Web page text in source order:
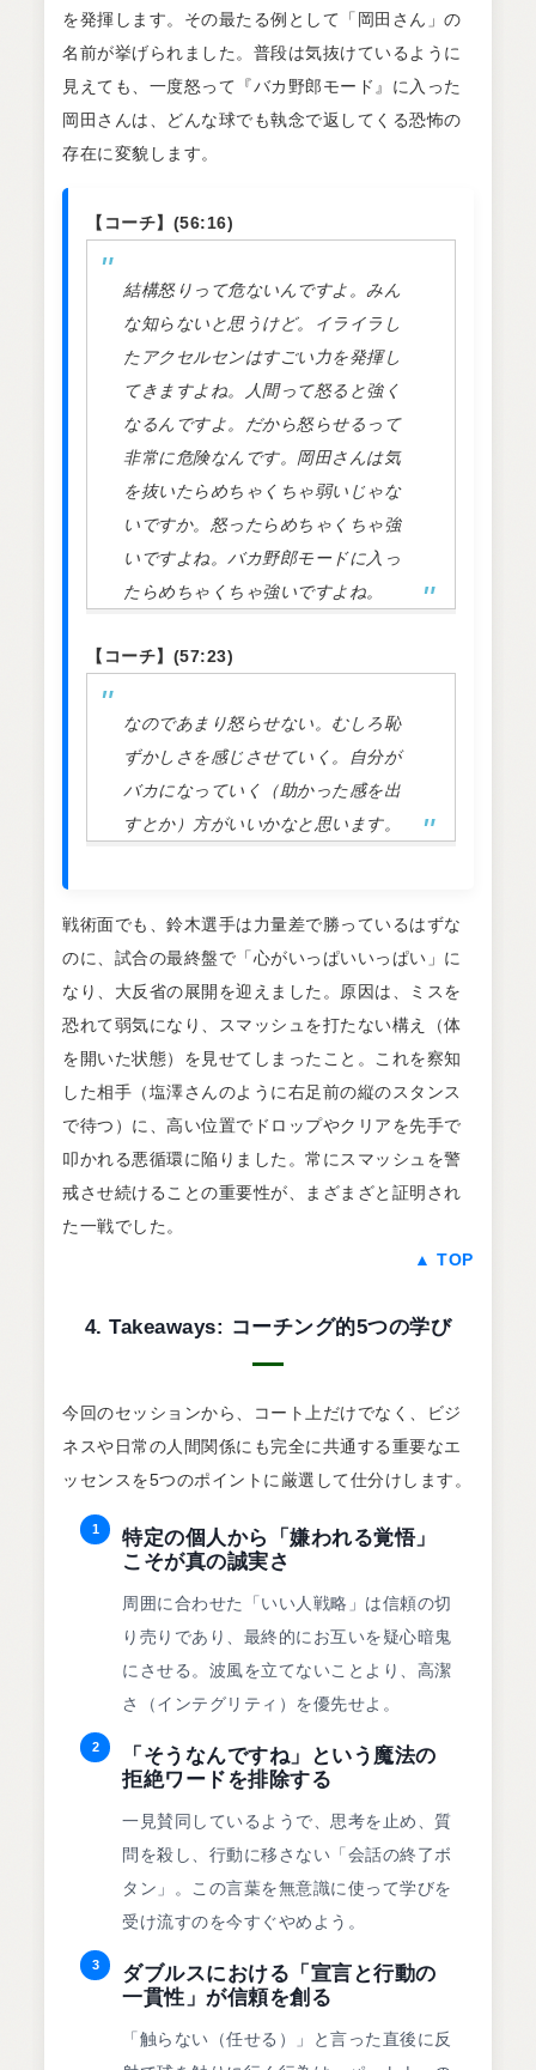
を発揮します。その最たる例として「岡田さん」の
名前が挙げられました。普段は気抜けているように
見えても、一度怒って『バカ野郎モード』に入った
岡田さんは、どんな球でも執念で返してくる恐怖の
存在に変貌します。
【コーチ】(56:16)
結構怒りって危ないんですよ。みん
な知らないと思うけど。イライラし
たアクセルセンはすごい力を発揮し
てきますよね。人間って怒ると強く
なるんですよ。だから怒らせるって
非常に危険なんです。岡田さんは気
を抜いたらめちゃくちゃ弱いじゃな
いですか。怒ったらめちゃくちゃ強
いですよね。バカ野郎モードに入っ
たらめちゃくちゃ強いですよね。
【コーチ】(57:23)
なのであまり怒らせない。むしろ恥
ずかしさを感じさせていく。自分が
バカになっていく（助かった感を出
すとか）方がいいかなと思います。
戦術面でも、鈴木選手は力量差で勝っているはずな
のに、試合の最終盤で「心がいっぱいいっぱい」に
なり、大反省の展開を迎えました。原因は、ミスを
恐れて弱気になり、スマッシュを打たない構え（体
を開いた状態）を見せてしまったこと。これを察知
した相手（塩澤さんのように右足前の縦のスタンス
で待つ）に、高い位置でドロップやクリアを先手で
叩かれる悪循環に陥りました。常にスマッシュを警
戒させ続けることの重要性が、まざまざと証明され
た一戦でした。
▲ TOP
4. Takeaways: コーチング的5つの学び
今回のセッションから、コート上だけでなく、ビジ
ネスや日常の人間関係にも完全に共通する重要なエ
ッセンスを5つのポイントに厳選して仕分けします。
1
特定の個人から「嫌われる覚悟」
こそが真の誠実さ
周囲に合わせた「いい人戦略」は信頼の切
り売りであり、最終的にお互いを疑心暗鬼
にさせる。波風を立てないことより、高潔
さ（インテグリティ）を優先せよ。
2
「そうなんですね」という魔法の
拒絶ワードを排除する
一見賛同しているようで、思考を止め、質
問を殺し、行動に移さない「会話の終了ボ
タン」。この言葉を無意識に使って学びを
受け流すのを今すぐやめよう。
3
ダブルスにおける「宣言と行動の
一貫性」が信頼を創る
「触らない（任せる）」と言った直後に反